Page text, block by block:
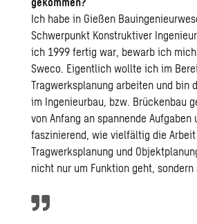
Ich habe in Gießen
Schwerpunkt Konstruktiver
ich 1999 fertig war, bewarb ich
Sweco. Eigentlich wollte ich im
Tragwerksplanung arbeiten und bin
im Ingenieurbau, bzw. Brückenbau
von Anfang an spannende
faszinierend, wie vielfältig die
Tragwerksplanung und
nicht nur um Funktion geht, sondern